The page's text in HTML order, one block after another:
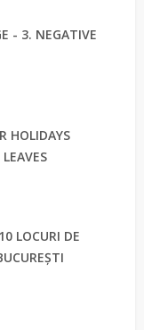
- 3. NEGATIVE
HOLIDAYS
LOCURI DE